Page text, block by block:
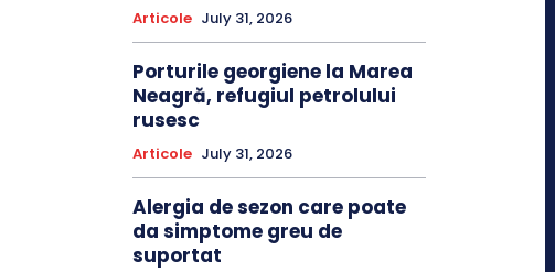
Articole July 31, 2026
Porturile georgiene la Marea
Neagră, refugiul petrolului
rusesc
Articole July 31, 2026
Alergia de sezon care poate
da simptome greu de
suportat